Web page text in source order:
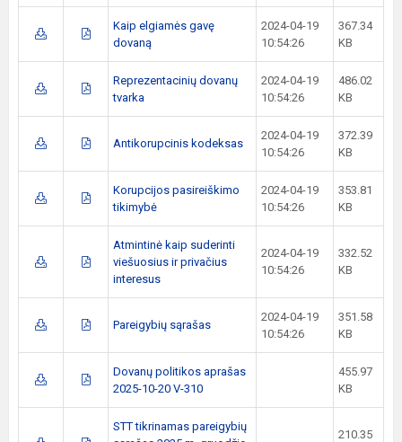
Kaip elgiamės gavę
dovaną
2024-04-19
10:54:26
367.34
KB
Reprezentacinių dovanų
tvarka
2024-04-19
10:54:26
486.02
KB
Antikorupcinis kodeksas
2024-04-19
10:54:26
372.39
KB
Korupcijos pasireiškimo
tikimybė
2024-04-19
10:54:26
353.81
KB
Atmintinė kaip suderinti
viešuosius ir privačius
interesus
2024-04-19
10:54:26
332.52
KB
Pareigybių sąrašas
2024-04-19
10:54:26
351.58
KB
Dovanų politikos aprašas
2025-10-20 V-310
455.97
KB
STT tikrinamas pareigybių
210.35